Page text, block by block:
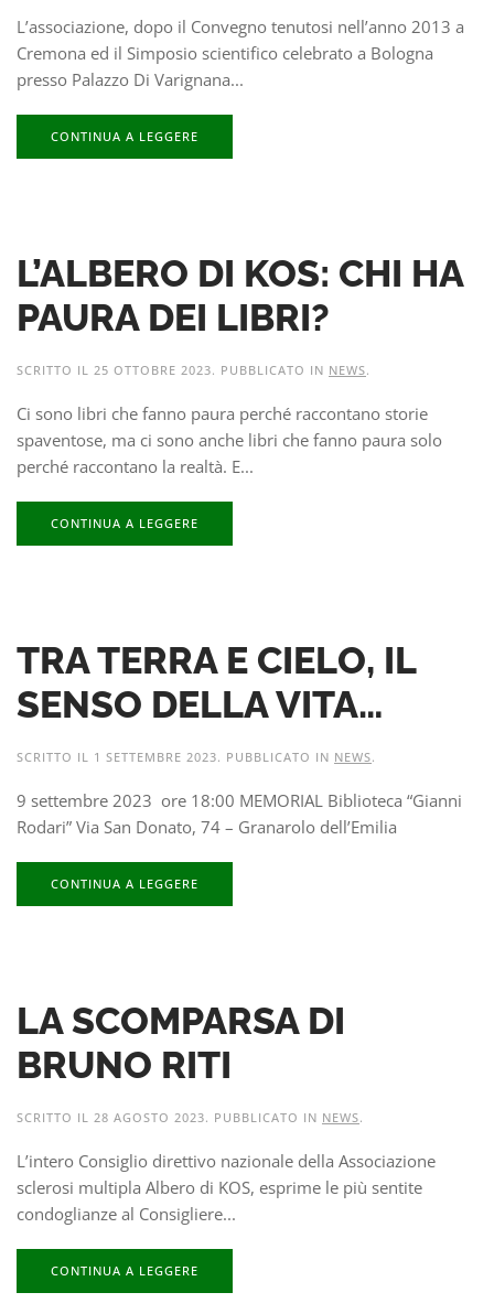
L’associazione, dopo il Convegno tenutosi nell’anno 2013 a
Cremona ed il Simposio scientifico celebrato a Bologna
presso Palazzo Di Varignana...
CONTINUA A LEGGERE
L’ALBERO DI KOS: CHI HA
PAURA DEI LIBRI?
SCRITTO IL 25 OTTOBRE 2023. PUBBLICATO IN NEWS.
Ci sono libri che fanno paura perché raccontano storie
spaventose, ma ci sono anche libri che fanno paura solo
perché raccontano la realtà. E...
CONTINUA A LEGGERE
TRA TERRA E CIELO, IL
SENSO DELLA VITA…
SCRITTO IL 1 SETTEMBRE 2023. PUBBLICATO IN NEWS.
9 settembre 2023 ore 18:00 MEMORIAL Biblioteca “Gianni
Rodari” Via San Donato, 74 – Granarolo dell’Emilia
CONTINUA A LEGGERE
LA SCOMPARSA DI
BRUNO RITI
SCRITTO IL 28 AGOSTO 2023. PUBBLICATO IN NEWS.
L’intero Consiglio direttivo nazionale della Associazione
sclerosi multipla Albero di KOS, esprime le più sentite
condoglianze al Consigliere...
CONTINUA A LEGGERE